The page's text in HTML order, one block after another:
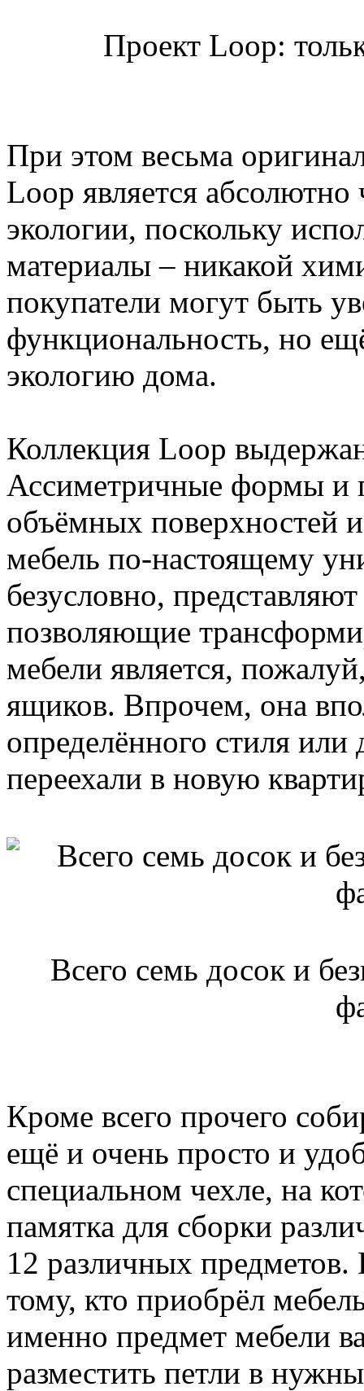
Проект Loop:
При этом весьма
Loop является
экологии, поскольку
материалы – никакой
покупатели могут быть
функциональность, но
экологию дома.
Коллекция Loop
Ассиметричные формы и
объёмных поверхностей
мебель по-настоящему
безусловно,
позволяющие
мебели является,
ящиков. Впрочем, она
определённого стиля
переехали в новую
Всего семь досок и
Кроме всего прочего
ещё и очень просто и
специальном чехле, на
памятка для сборки
12 различных предметов.
тому, кто приобрёл
именно предмет мебели
разместить петли в